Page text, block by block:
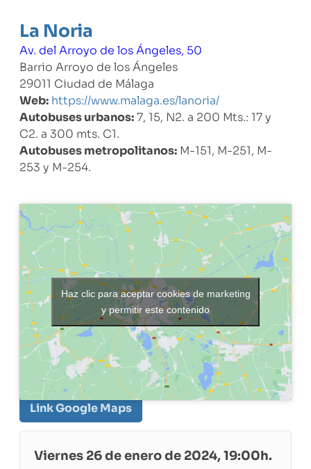
La Noria
Av. del Arroyo de los Ángeles, 50
Barrio Arroyo de los Ángeles
29011 Ciudad de Málaga
Web: https://www.malaga.es/lanoria/
Autobuses urbanos:7, 15, N2. a 200 Mts.: 17 y
C2. a 300 mts. C1.
Autobuses metropolitanos: M-151, M-251, M-
253 y M-254.
Haz clic para aceptar cookies de marketing
y permitir este contenido
Link Google Maps
Viernes 26 de enero de 2024, 19:00h.